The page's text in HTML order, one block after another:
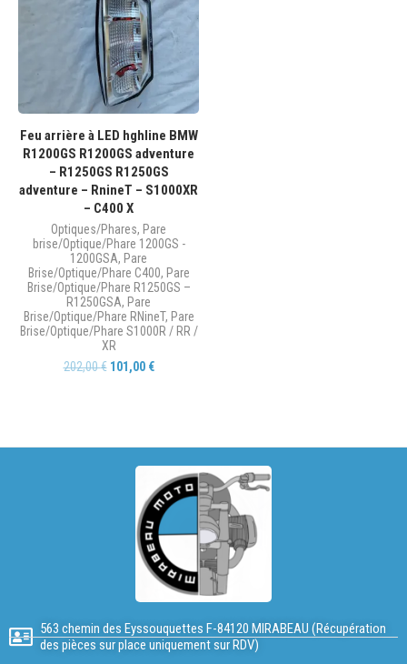
Feu arrière à LED hghline BMW
R1200GS R1200GS adventure
– R1250GS R1250GS
adventure – RnineT – S1000XR
– C400 X
Optiques/Phares, Pare
brise/Optique/Phare 1200GS -
1200GSA, Pare
Brise/Optique/Phare C400, Pare
Brise/Optique/Phare R1250GS –
R1250GSA, Pare
Brise/Optique/Phare RNineT, Pare
Brise/Optique/Phare S1000R / RR /
XR
202,00€ 101,00 €
563 chemin des Eyssouquettes F-84120 MIRABEAU (Récupération
des pièces sur place uniquement sur RDV)